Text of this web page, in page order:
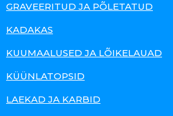
GRAVEERITUD JA PÕLETATUD
KADAKAS
KUUMAALUSED JA LÕIKELAUAD
KÜÜNLATOPSID
LAEKAD JA KARBID